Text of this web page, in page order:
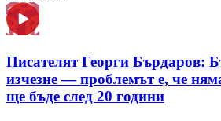
Писателят Георги Бърдаров:
изчезне — проблемът е, че
ще бъде след 20 години